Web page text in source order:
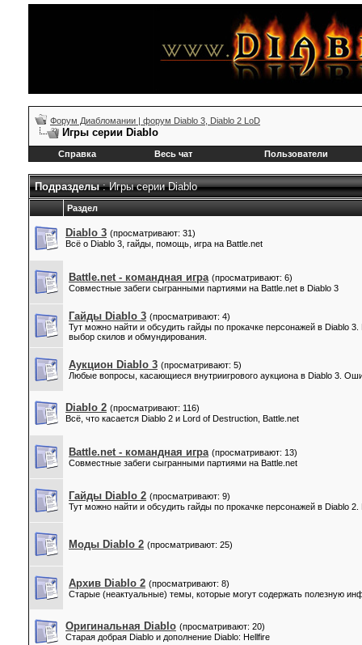
Форум Диабломании | форум Diablo 3, Diablo 2 LoD
Игры серии Diablo
Справка Весь чат Пользователи
Подразделы: Игры серии Diablo
Раздел
Diablo 3 (просматривают: 31)
Всё о Diablo 3, гайды, помощь, игра на Battle.net
Battle.net - командная игра (просматривают: 6)
Совместные забеги сыгранными партиями на Battle.net в Diablo 3
Гайды Diablo 3 (просматривают: 4)
Тут можно найти и обсудить гайды по прокачке персонажей в Diablo
выбор скилов и обмундирования.
Аукцион Diablo 3 (просматривают: 5)
Любые вопросы, касающиеся внутриигрового аукциона в Diablo 3.
Diablo 2 (просматривают: 116)
Всё, что касается Diablo 2 и Lord of Destruction, Battle.net
Battle.net - командная игра (просматривают: 13)
Совместные забеги сыгранными партиями на Battle.net
Гайды Diablo 2 (просматривают: 9)
Тут можно найти и обсудить гайды по прокачке персонажей в Diablo
Моды Diablo 2 (просматривают: 25)
Архив Diablo 2 (просматривают: 8)
Старые (неактуальные) темы, которые могут содержать полезную
Оригинальная Diablo (просматривают: 20)
Старая добрая Diablo и дополнение Diablo: Hellfire